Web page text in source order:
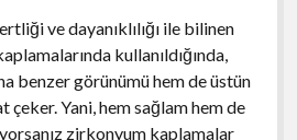
ve dayanıklılığı ile bilinen
kullanıldığında,
benzer görünümü hem de üstün
çeker. Yani, hem sağlam hem de
zirkonyum kaplamalar